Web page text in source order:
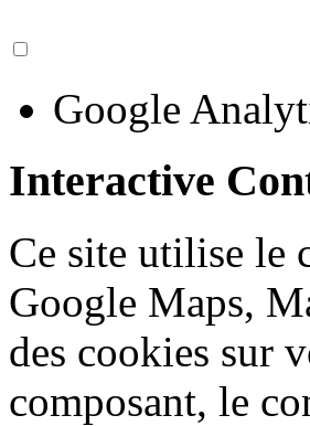
Google
Interactive
Ce site utilise le
Google Maps,
des cookies sur
composant, le